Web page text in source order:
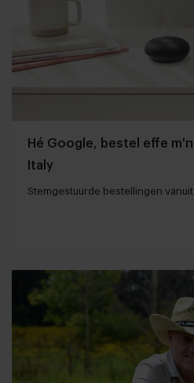
Hé Google, bestel effe
Italy
Stemgestuurde bestellingen